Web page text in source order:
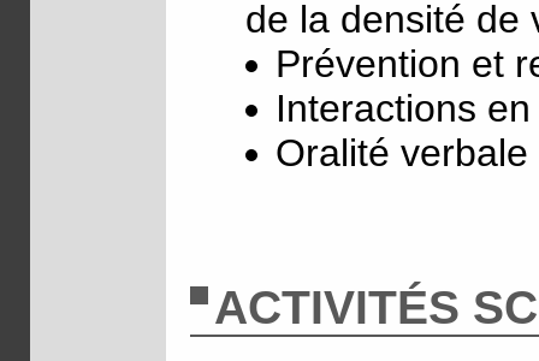
de la densité de
Prévention et
Interactions
Oralité
ACTIVITÉS